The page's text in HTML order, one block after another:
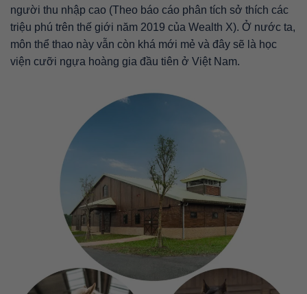
người thu nhập cao (Theo báo cáo phân tích sở thích các
triệu phú trên thế giới năm 2019 của Wealth X). Ở nước ta,
môn thể thao này vẫn còn khá mới mẻ và đây sẽ là học
viện cưỡi ngựa hoàng gia đầu tiên ở Việt Nam.